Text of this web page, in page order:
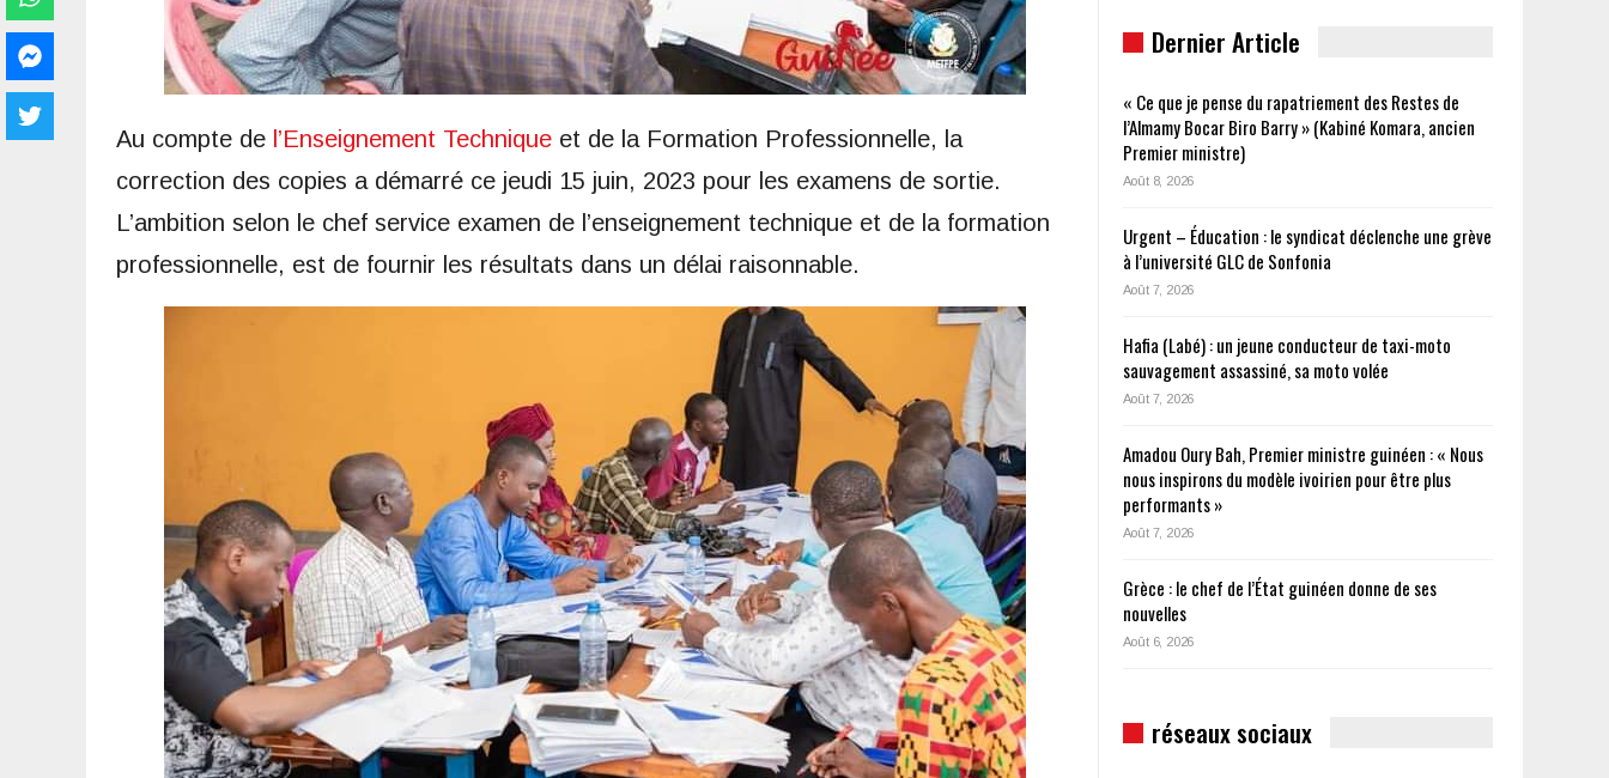
Au compte de l’Enseignement Technique et de la Formation Professionnelle, la
correction des copies a démarré ce jeudi 15 juin, 2023 pour les examens de sortie.
L’ambition selon le chef service examen de l’enseignement technique et de la formation
professionnelle, est de fournir les résultats dans un délai raisonnable.
Dernier Article
« Ce que je pense du rapatriement des Restes de
l’Almamy Bocar Biro Barry » (Kabiné Komara, ancien
Premier ministre)
Août 8, 2026
Urgent – Éducation : le syndicat déclenche une grève
à l’université GLC de Sonfonia
Août 7, 2026
Hafia (Labé) : un jeune conducteur de taxi-moto
sauvagement assassiné, sa moto volée
Août 7, 2026
Amadou Oury Bah, Premier ministre guinéen : « Nous
nous inspirons du modèle ivoirien pour être plus
performants »
Août 7, 2026
Grèce : le chef de l’État guinéen donne de ses
nouvelles
Août 6, 2026
réseaux sociaux